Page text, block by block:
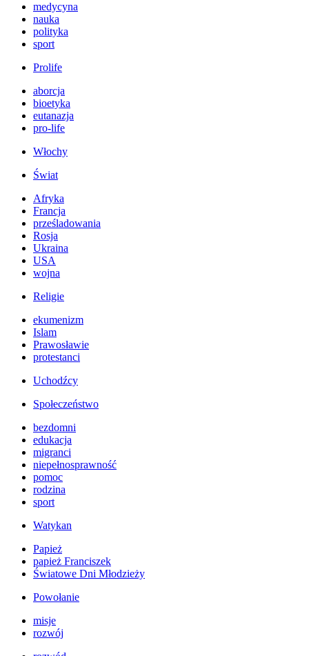
medycyna
nauka
polityka
sport
Prolife
aborcja
bioetyka
eutanazja
pro-life
Włochy
Świat
Afryka
Francja
prześladowania
Rosja
Ukraina
USA
wojna
Religie
ekumenizm
Islam
Prawosławie
protestanci
Uchodźcy
Społeczeństwo
bezdomni
edukacja
migranci
niepełnosprawność
pomoc
rodzina
sport
Watykan
Papież
papież Franciszek
Światowe Dni Młodzieży
Powołanie
misje
rozwój